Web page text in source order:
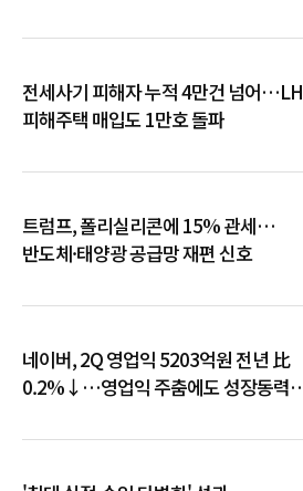
전세사기 피해자 누적 4만건 넘어…LH
피해주택 매입도 1만호 돌파
트럼프, 폴리실리콘에 15% 관세…
반도체·태양광 공급망 재편 신호
네이버, 2Q 영업익 5203억원 전년 比
0.2%↓…영업익 주춤에도 성장동력